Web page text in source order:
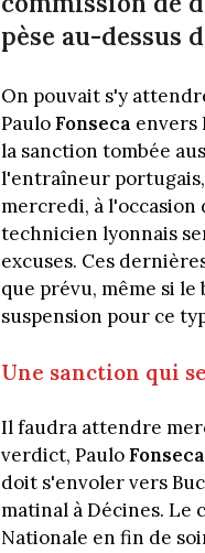
pèse au-dessus
On pouvait s'y
PauloFonseca envers
la sanction tombée
l'entraîneur portugais,
mercredi, à l'occasion
technicien lyonnais
excuses. Ces
que prévu, même si
suspension pour ce
Une sanction qui
Il faudra attendre
verdict, PauloFonseca
doit s'envoler vers
matinal à Décines. Le
Nationale en fin de